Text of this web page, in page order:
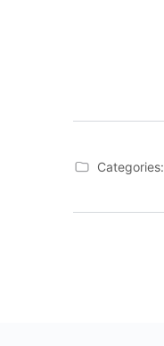
Categories: